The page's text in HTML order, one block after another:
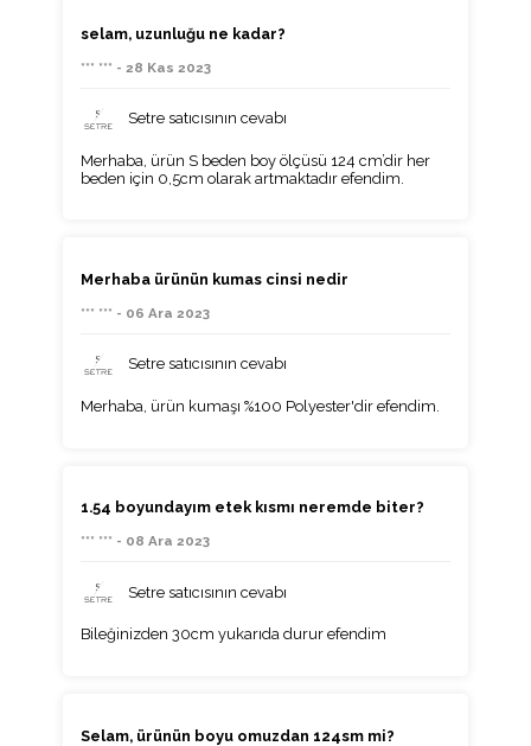
selam, uzunluğu ne kadar?
*** *** - 28 Kas 2023
Setre satıcısının cevabı
Merhaba, ürün S beden boy ölçüsü 124 cm’dir her
beden için 0,5cm olarak artmaktadır efendim.
Merhaba ürünün kumas cinsi nedir
*** *** - 06 Ara 2023
Setre satıcısının cevabı
Merhaba, ürün kumaşı %100 Polyester'dir efendim.
1.54 boyundayım etek kısmı neremde biter?
*** *** - 08 Ara 2023
Setre satıcısının cevabı
Bileğinizden 30cm yukarıda durur efendim
Selam, ürünün boyu omuzdan 124sm mi?